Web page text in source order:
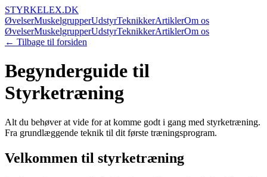
STYRKELEX.DK
ØvelserMuskelgrupperUdstyrTeknikkerArtiklerOm os
ØvelserMuskelgrupperUdstyrTeknikkerArtiklerOm os
← Tilbage til forsiden
Begynderguide til
Styrketræning
Alt du behøver at vide for at komme godt i gang med styrketræning.
Fra grundlæggende teknik til dit første træningsprogram.
Velkommen til styrketræning